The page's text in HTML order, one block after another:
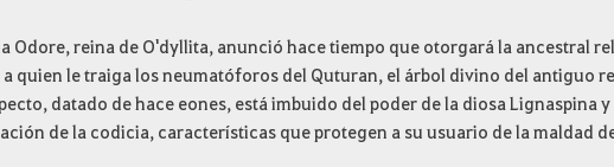
Odore, reina de O'dyllita, anunció hace tiempo que otorgará la ancestral
a quien le traiga los neumatóforos del Quturan, el árbol divino del antiguo
datado de hace eones, está imbuido del poder de la diosa Lignaspina
de la codicia, características que protegen a su usuario de la maldad